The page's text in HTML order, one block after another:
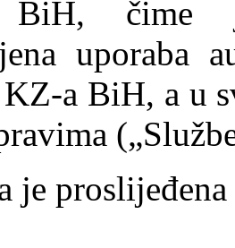
BiH, čime
uporaba
a BiH, a u
je